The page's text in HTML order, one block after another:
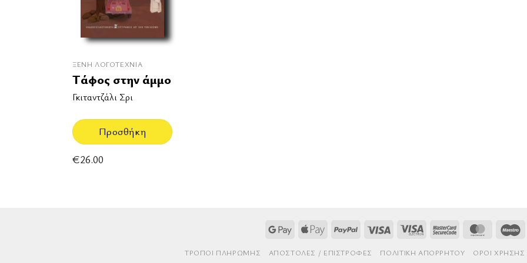
ΞΈΝΗ ΛΟΓΟΤΕΧΝΊΑ
Τάφος στην άμμο
Γκιταντζάλι Σρι
Προσθήκη
€26.00
Google Apple
PayPal Visa
Visa
MasterCard
ΤΡΌΠΟΙ ΠΛΗΡΩΜΉΣ AΠΟΣΤΟΛΈΣ / ΕΠΙΣΤΡΟΦΈΣ ΠΟΛΙΤΙΚΉ ΑΠΟΡΡΉΤΟΥ ΌΡΟΙ ΧΡΉΣΗΣ